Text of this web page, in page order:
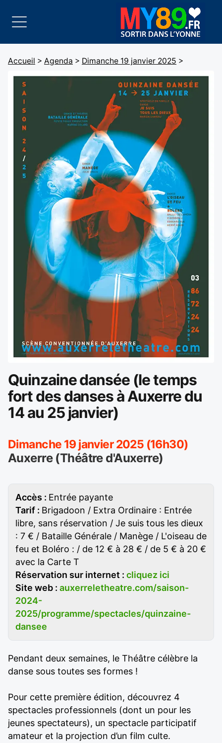
Accueil > Agenda > Dimanche 19 janvier 2025 >
Quinzaine dansée (le temps
fort des danses à Auxerre du
14 au 25 janvier)
Dimanche 19 janvier 2025 (16h30)
Auxerre (Théâtre d'Auxerre)
Accès : Entrée payante
Tarif : Brigadoon / Extra Ordinaire : Entrée
libre, sans réservation / Je suis tous les dieux
: 7 € / Bataille Générale / Manège / L'oiseau de
feu et Boléro : / de 12 € à 28 € / de 5 € à 20 €
avec la Carte T
Réservation sur internet : cliquez ici
Site web : auxerreletheatre.com/saison-
2024-
2025/programme/spectacles/quinzaine-
dansee
Pendant deux semaines, le Théâtre célèbre la
danse sous toutes ses formes !
Pour cette première édition, découvrez 4
spectacles professionnels (dont un pour les
jeunes spectateurs), un spectacle participatif
amateur et la projection d’un film culte.